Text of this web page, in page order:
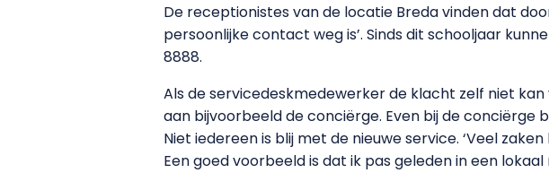
De receptionistes van de locatie Breda vinden dat
persoonlijke contact weg is’. Sinds dit schooljaar
8888.
Als de servicedeskmedewerker de klacht zelf niet
aan bijvoorbeeld de conciërge. Even bij de conciërge
Niet iedereen is blij met de nieuwe service. ‘Veel
Een goed voorbeeld is dat ik pas geleden in een